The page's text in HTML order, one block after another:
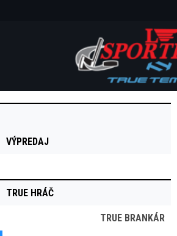
Zákaznícka zóna
VÝPREDAJ
TRUE HRÁČ
TRUE BRANKÁR